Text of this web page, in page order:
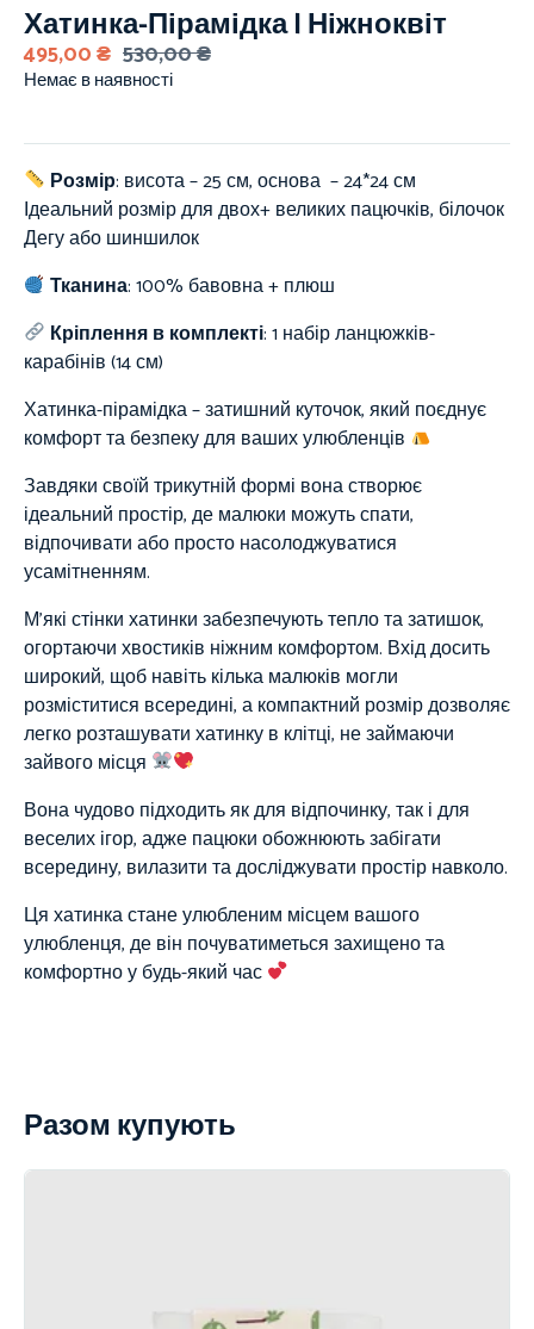
Хатинка-Пірамідка | Ніжноквіт
530,00₴
495,00₴
Немає в наявності
Розмір: висота – 25 см, основа – 24*24 см
Ідеальний розмір для двох+ великих пацючків, білочок
Дегу або шиншилок
Тканина:100% бавовна + плюш
Кріплення в комплекті: 1 набір ланцюжків-
карабінів (14 см)
Хатинка-пірамідка – затишний куточок, який поєднує
комфорт та безпеку для ваших улюбленців
Завдяки своїй трикутній формі вона створює
ідеальний простір, де малюки можуть спати,
відпочивати або просто насолоджуватися
усамітненням.
М’які стінки хатинки забезпечують тепло та затишок,
огортаючи хвостиків ніжним комфортом. Вхід досить
широкий, щоб навіть кілька малюків могли
розміститися всередині, а компактний розмір дозволяє
легко розташувати хатинку в клітці, не займаючи
зайвого місця
Вона чудово підходить як для відпочинку, так і для
веселих ігор, адже пацюки обожнюють забігати
всередину, вилазити та досліджувати простір навколо.
Ця хатинка стане улюбленим місцем вашого
улюбленця, де він почуватиметься захищено та
комфортно у будь-який час
Разом купують